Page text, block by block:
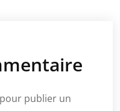
pour publier un